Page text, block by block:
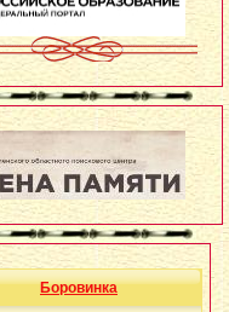
Боровинка